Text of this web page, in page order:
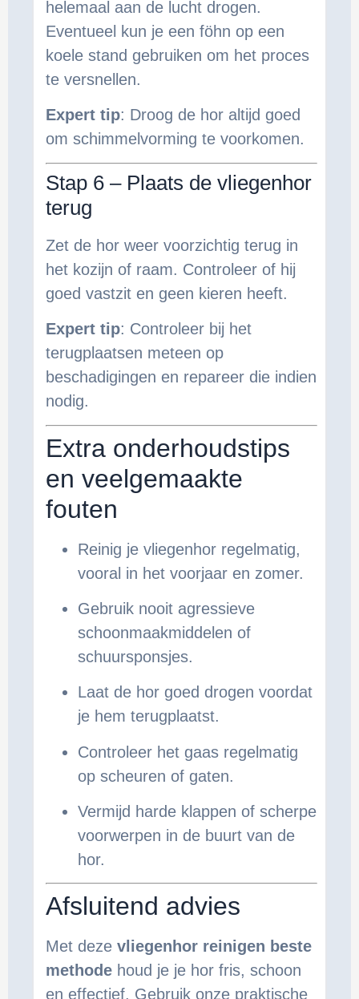
helemaal aan de lucht drogen.
Eventueel kun je een föhn op een
koele stand gebruiken om het proces
te versnellen.
Expert tip: Droog de hor altijd goed
om schimmelvorming te voorkomen.
Stap 6 – Plaats de vliegenhor
terug
Zet de hor weer voorzichtig terug in
het kozijn of raam. Controleer of hij
goed vastzit en geen kieren heeft.
Expert tip: Controleer bij het
terugplaatsen meteen op
beschadigingen en repareer die indien
nodig.
Extra onderhoudstips
en veelgemaakte
fouten
Reinig je vliegenhor regelmatig,
vooral in het voorjaar en zomer.
Gebruik nooit agressieve
schoonmaakmiddelen of
schuursponsjes.
Laat de hor goed drogen voordat
je hem terugplaatst.
Controleer het gaas regelmatig
op scheuren of gaten.
Vermijd harde klappen of scherpe
voorwerpen in de buurt van de
hor.
Afsluitend advies
Met deze vliegenhor reinigen beste
methode houd je je hor fris, schoon
en effectief. Gebruik onze praktische